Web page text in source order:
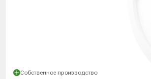
Собственное производство